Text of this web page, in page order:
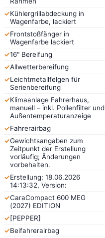
✓Kühlergrillabdeckung in
Wagenfarbe, lackiert
✓Frontstoßfänger in
Wagenfarbe lackiert
✓16" Bereifung
✓Allwetterbereifung
✓Leichtmetallfelgen für
Serienbereifung
✓Klimaanlage Fahrerhaus,
manuell – inkl. Pollenfilter und
Außentemperaturanzeige
✓Fahrerairbag
✓Gewichtsangaben zum
Zeitpunkt der Erstellung
vorläufig; Änderungen
vorbehalten.
✓Erstellung: 18.06.2026
14:13:32, Version:
✓CaraCompact 600 MEG
(2027) EDITION
✓[PEPPER]
✓Beifahrerairbag